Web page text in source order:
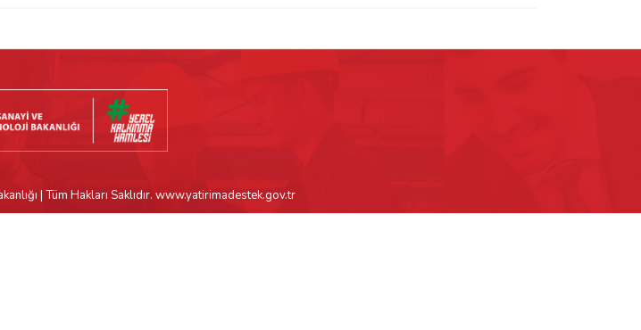
| Tüm Hakları Saklıdır. www.yatirimadestek.gov.tr